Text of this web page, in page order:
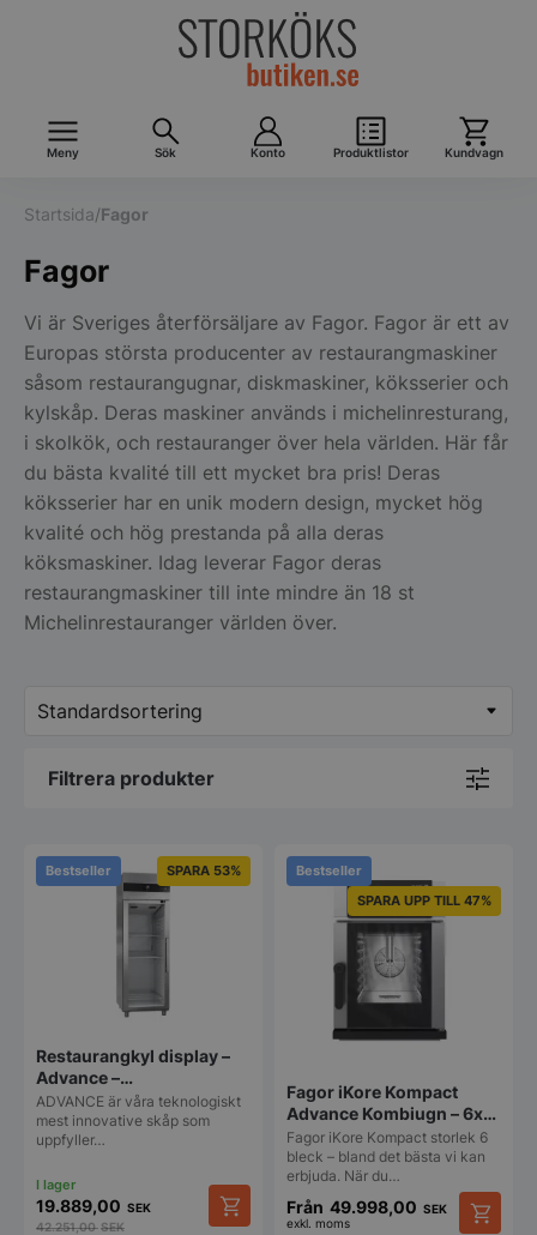
Meny Sök Konto Produktlistor Kundvagn
Startsida/Fagor
Fagor
Vi är Sveriges återförsäljare av Fagor. Fagor är ett av
Europas största producenter av restaurangmaskiner
såsom restaurangugnar, diskmaskiner, köksserier och
kylskåp. Deras maskiner används i michelinresturang,
i skolkök, och restauranger över hela världen. Här får
du bästa kvalité till ett mycket bra pris! Deras
köksserier har en unik modern design, mycket hög
kvalité och hög prestanda på alla deras
köksmaskiner. Idag leverar Fagor deras
restaurangmaskiner till inte mindre än 18 st
Michelinrestauranger världen över.
Filtrera produkter
Bestseller SPARA 53%
Restaurangkyl display –
Advance –
693x856x2106mm –
Fagor
ADVANCE är våra teknologiskt
mest innovative skåp som
uppfyller…
19.889,00 SEK
42.251,00SEK
Bestseller
SPARA UPP TILL 47%
Fagor iKore Kompact
Advance Kombiugn – 6x
1/1GN – endast 53cm
bred!
Fagor iKore Kompact storlek 6
bleck – bland det bästa vi kan
erbjuda. När du…
Från 49.998,00 SEK
exkl. moms